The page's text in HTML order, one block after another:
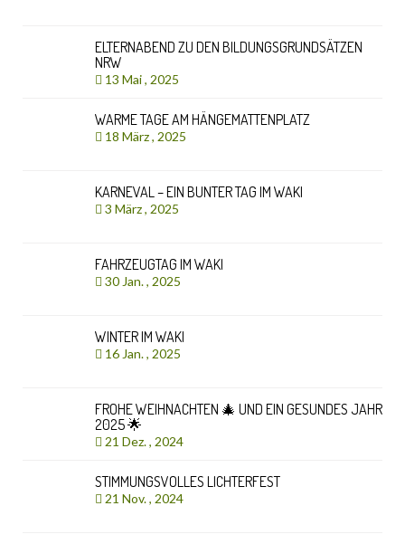
ELTERNABEND ZU DEN BILDUNGSGRUNDSÄTZEN
NRW
13 Mai , 2025
WARME TAGE AM HÄNGEMATTENPLATZ
18 März , 2025
KARNEVAL – EIN BUNTER TAG IM WAKI
3 März , 2025
FAHRZEUGTAG IM WAKI
30 Jan. , 2025
WINTER IM WAKI
16 Jan. , 2025
FROHE WEIHNACHTEN 🎄 UND EIN GESUNDES JAHR
2025 🌟
21 Dez. , 2024
STIMMUNGSVOLLES LICHTERFEST
21 Nov. , 2024